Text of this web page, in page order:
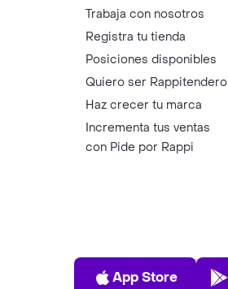
Trabaja con nosotros
Registra tu tienda
Posiciones disponibles
Quiero ser Rappitendero
Haz crecer tu marca
Incrementa tus ventas
con Pide por Rappi
App Store
App Store